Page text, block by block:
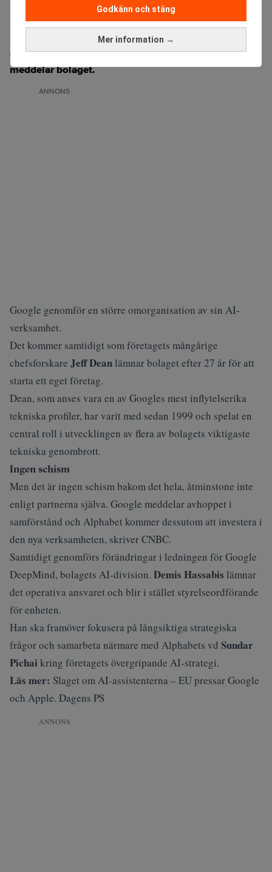
Mer information →
Godkänn och stäng
Det är skiftbyte i AI-fabriken. Chefsforskaren på
Google, Jeff Dean, går vidare för att starta eget,
meddelar bolaget.
ANNONS
Google genomför en större omorganisation av sin AI-
verksamhet.
Det kommer samtidigt som företagets mångårige
chefsforskare Jeff Dean lämnar bolaget efter 27 år för att
starta ett eget företag.
Dean, som anses vara en av Googles mest inflytelserika
tekniska profiler, har varit med sedan 1999 och spelat en
central roll i utvecklingen av flera av bolagets viktigaste
tekniska genombrott.
Ingen schism
Men det är ingen schism bakom det hela, åtminstone inte
enligt partnerna själva. Google meddelar avhoppet i
samförstånd och Alphabet kommer dessutom att investera i
den nya verksamheten, skriverCNBC.
Samtidigt genomförs förändringar i ledningen för Google
DeepMind, bolagets AI-division. Demis Hassabis lämnar
det operativa ansvaret och blir i stället styrelseordförande
för enheten.
Han ska framöver fokusera på långsiktiga strategiska
frågor och samarbeta närmare med Alphabets vd Sundar
Pichai kring företagets övergripande AI-strategi.
Läs mer: Slaget om AI-assistenterna – EU pressar Google
och Apple. Dagens PS
ANNONS